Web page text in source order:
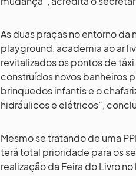
As duas praças no entorno
playground, academia ao ar
revitalizados os pontos de
construídos novos banheiros
brinquedos infantis e o
hidráulicos e elétricos”,
Mesmo se tratando de uma
terá total prioridade para os
realização da Feira do Livro no